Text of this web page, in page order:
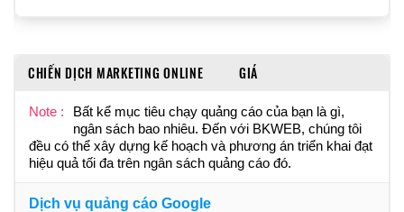
CHIẾN DỊCH MARKETING ONLINE GIÁ
Note :
Bất kể mục tiêu chạy quảng cáo của bạn là gì,
ngân sách bao nhiêu. Đến với BKWEB, chúng tôi
đều có thể xây dựng kế hoạch và phương án triển khai đạt
hiệu quả tối đa trên ngân sách quảng cáo đó.
Dịch vụ quảng cáo Google